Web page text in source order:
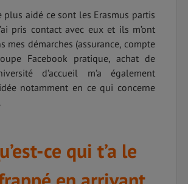
plus aidé ce sont les Erasmus partis
pris contact avec eux et ils m’ont
mes démarches (assurance, compte
Facebook pratique, achat de
d’accueil m’a également
notamment en ce qui concerne
ce qui t’a le